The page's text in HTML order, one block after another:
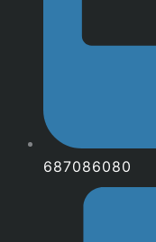
687086080